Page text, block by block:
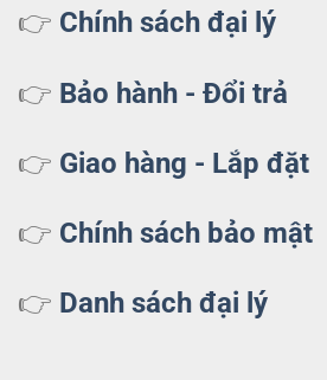
👉 Chính sách đại lý
👉 Bảo hành - Đổi trả
👉 Giao hàng - Lắp đặt
👉 Chính sách bảo mật
👉 Danh sách đại lý